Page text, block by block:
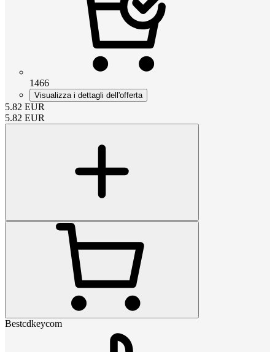
1466
Visualizza i dettagli dell'offerta
5.82 EUR
5.82 EUR
Bestcdkeycom